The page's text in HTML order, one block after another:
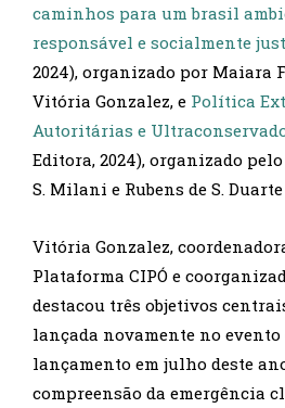
caminhos para um brasil
responsável e socialmente
2024), organizado por Maiara
Vitória Gonzalez, e Política
Autoritárias e
Editora, 2024), organizado
S. Milani e Rubens de S.
Vitória Gonzalez,
Plataforma CIPÓ e
destacou três objetivos
lançada novamente no
lançamento em julho deste
compreensão da emergência